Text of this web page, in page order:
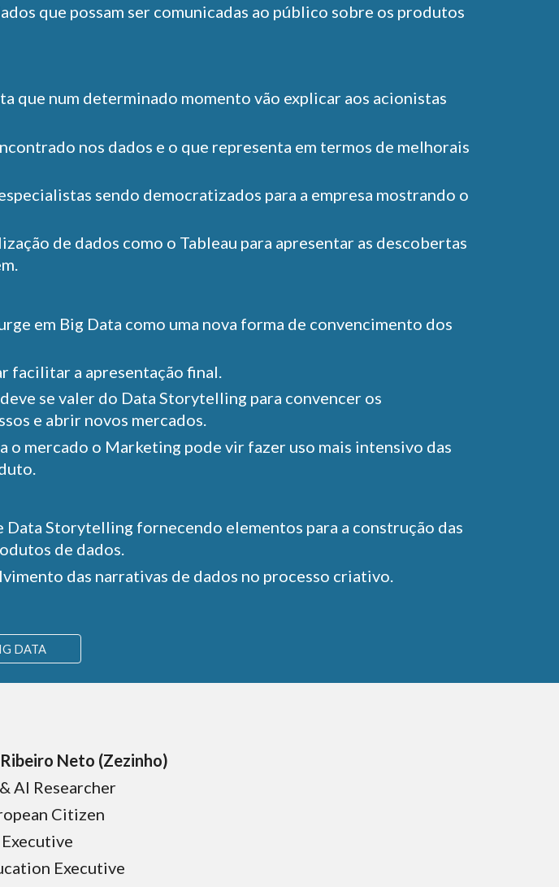
que possam ser comunicadas ao público sobre os produtos
que num determinado momento vão explicar aos acionistas
nos dados e o que representa em termos de melhorais
sendo democratizados para a empresa mostrando o
de dados como o Tableau para apresentar as descobertas
em Big Data como uma nova forma de convencimento dos
facilitar a apresentação final.
se valer do Data Storytelling para convencer os
e abrir novos mercados.
mercado o Marketing pode vir fazer uso mais intensivo das
Storytelling fornecendo elementos para a construção das
de dados.
das narrativas de dados no processo criativo.
DATA
Neto (Zezinho)
AI Researcher
Citizen
Executive